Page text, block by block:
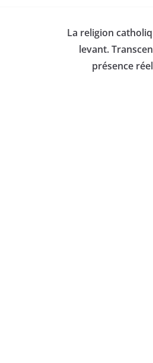
La religion
levant.
présence